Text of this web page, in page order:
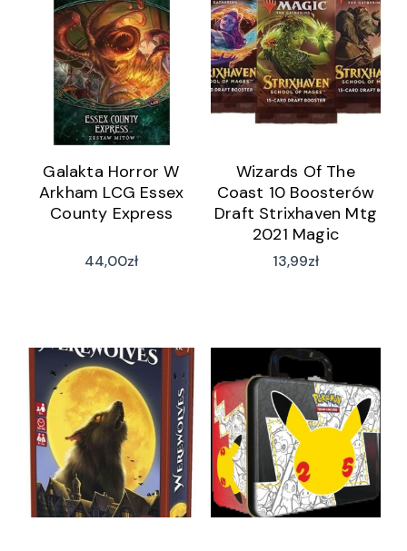
Galakta Horror W
Arkham LCG Essex
County Express
44,00zł
Wizards Of The
Coast 10 Boosterów
Draft Strixhaven Mtg
2021 Magic
13,99zł